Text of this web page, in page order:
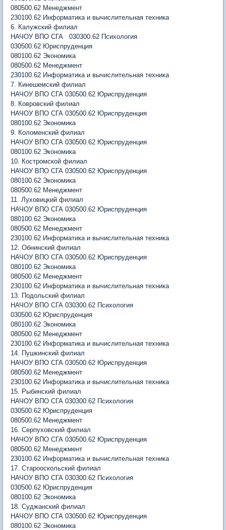
080500.62 Менеджмент
230100.62 Информатика и вычислительная техника
6. Калужский филиал
НАЧОУ ВПО СГА 030300.62 Психология
030500.62 Юриспруденция
080100.62 Экономика
080500.62 Менеджмент
230100.62 Информатика и вычислительная техника
7. Кинешемский филиал
НАЧОУ ВПО СГА 030500.62 Юриспруденция
8. Ковровский филиал
НАЧОУ ВПО СГА 030500.62 Юриспруденция
080100.62 Экономика
9. Коломенский филиал
НАЧОУ ВПО СГА 030500.62 Юриспруденция
080100.62 Экономика
10. Костромской филиал
НАЧОУ ВПО СГА 030500.62 Юриспруденция
080100.62 Экономика
080500.62 Менеджмент
11. Луховицкий филиал
НАЧОУ ВПО СГА 030500.62 Юриспруденция
080100.62 Экономика
080500.62 Менеджмент
230100.62 Информатика и вычислительная техника
12. Обнинский филиал
НАЧОУ ВПО СГА 030500.62 Юриспруденция
080100.62 Экономика
080500.62 Менеджмент
230100.62 Информатика и вычислительная техника
13. Подольский филиал
НАЧОУ ВПО СГА 030300.62 Психология
030500.62 Юриспруденция
080100.62 Экономика
080500.62 Менеджмент
230100.62 Информатика и вычислительная техника
14. Пушкинский филиал
НАЧОУ ВПО СГА 030500.62 Юриспруденция
080500.62 Менеджмент
230100.62 Информатика и вычислительная техника
15. Рыбинский филиал
НАЧОУ ВПО СГА 030300.62 Психология
030500.62 Юриспруденция
080500.62 Менеджмент
16. Серпуховский филиал
НАЧОУ ВПО СГА 030500.62 Юриспруденция
080500.62 Менеджмент
230100.62 Информатика и вычислительная техника
17. Старооскольский филиал
НАЧОУ ВПО СГА 030300.62 Психология
030500.62 Юриспруденция
080100.62 Экономика
18. Суджанский филиал
НАЧОУ ВПО СГА 030500.62 Юриспруденция
080100.62 Экономика